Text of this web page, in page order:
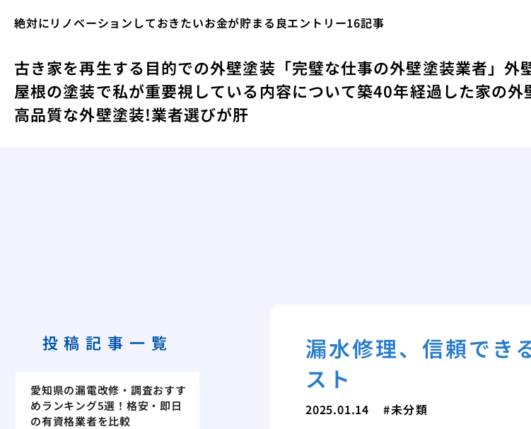
絶対にリノベーションしておきたいお金が貯まる良エントリー16記事
古き家を再生する目的での外壁塗装 「完璧な仕事の外壁塗装業者」外
屋根の塗装で私が重要視している内容について築40年経過した家の外
高品質な外壁塗装!業者選びが肝
漏水修理、信頼でき
スト
2025.01.14 未分類
投稿記事一覧
愛知県の漏電改修・調査おすす
めランキング5選！格安・即日
の有資格業者を比較